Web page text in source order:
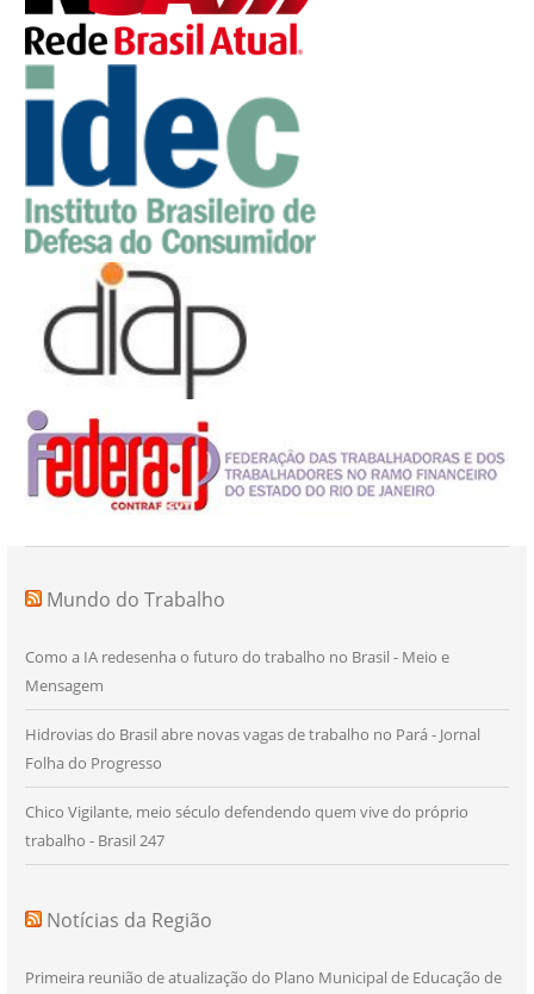
Mundo do Trabalho
Como a IA redesenha o futuro do trabalho no Brasil - Meio e
Mensagem
Hidrovias do Brasil abre novas vagas de trabalho no Pará - Jornal
Folha do Progresso
Chico Vigilante, meio século defendendo quem vive do próprio
trabalho - Brasil 247
Notícias da Região
Primeira reunião de atualização do Plano Municipal de Educação de